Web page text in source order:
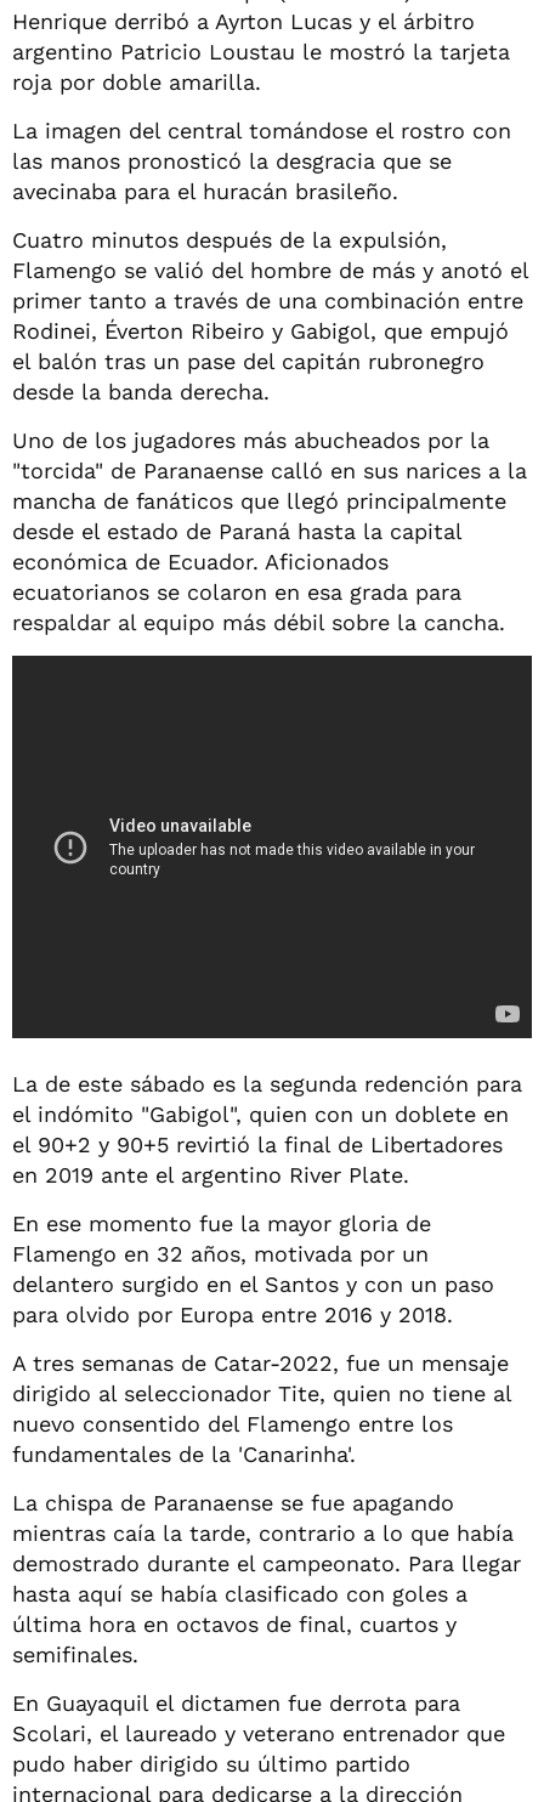
Henrique derribó a Ayrton Lucas y el árbitro
argentino Patricio Loustau le mostró la tarjeta
roja por doble amarilla.
La imagen del central tomándose el rostro con
las manos pronosticó la desgracia que se
avecinaba para el huracán brasileño.
Cuatro minutos después de la expulsión,
Flamengo se valió del hombre de más y anotó el
primer tanto a través de una combinación entre
Rodinei, Éverton Ribeiro y Gabigol, que empujó
el balón tras un pase del capitán rubronegro
desde la banda derecha.
Uno de los jugadores más abucheados por la
"torcida" de Paranaense calló en sus narices a la
mancha de fanáticos que llegó principalmente
desde el estado de Paraná hasta la capital
económica de Ecuador. Aficionados
ecuatorianos se colaron en esa grada para
respaldar al equipo más débil sobre la cancha.
La de este sábado es la segunda redención para
el indómito "Gabigol", quien con un doblete en
el 90+2 y 90+5 revirtió la final de Libertadores
en 2019 ante el argentino River Plate.
En ese momento fue la mayor gloria de
Flamengo en 32 años, motivada por un
delantero surgido en el Santos y con un paso
para olvido por Europa entre 2016 y 2018.
A tres semanas de Catar-2022, fue un mensaje
dirigido al seleccionador Tite, quien no tiene al
nuevo consentido del Flamengo entre los
fundamentales de la 'Canarinha'.
La chispa de Paranaense se fue apagando
mientras caía la tarde, contrario a lo que había
demostrado durante el campeonato. Para llegar
hasta aquí se había clasificado con goles a
última hora en octavos de final, cuartos y
semifinales.
En Guayaquil el dictamen fue derrota para
Scolari, el laureado y veterano entrenador que
pudo haber dirigido su último partido
internacional para dedicarse a la dirección